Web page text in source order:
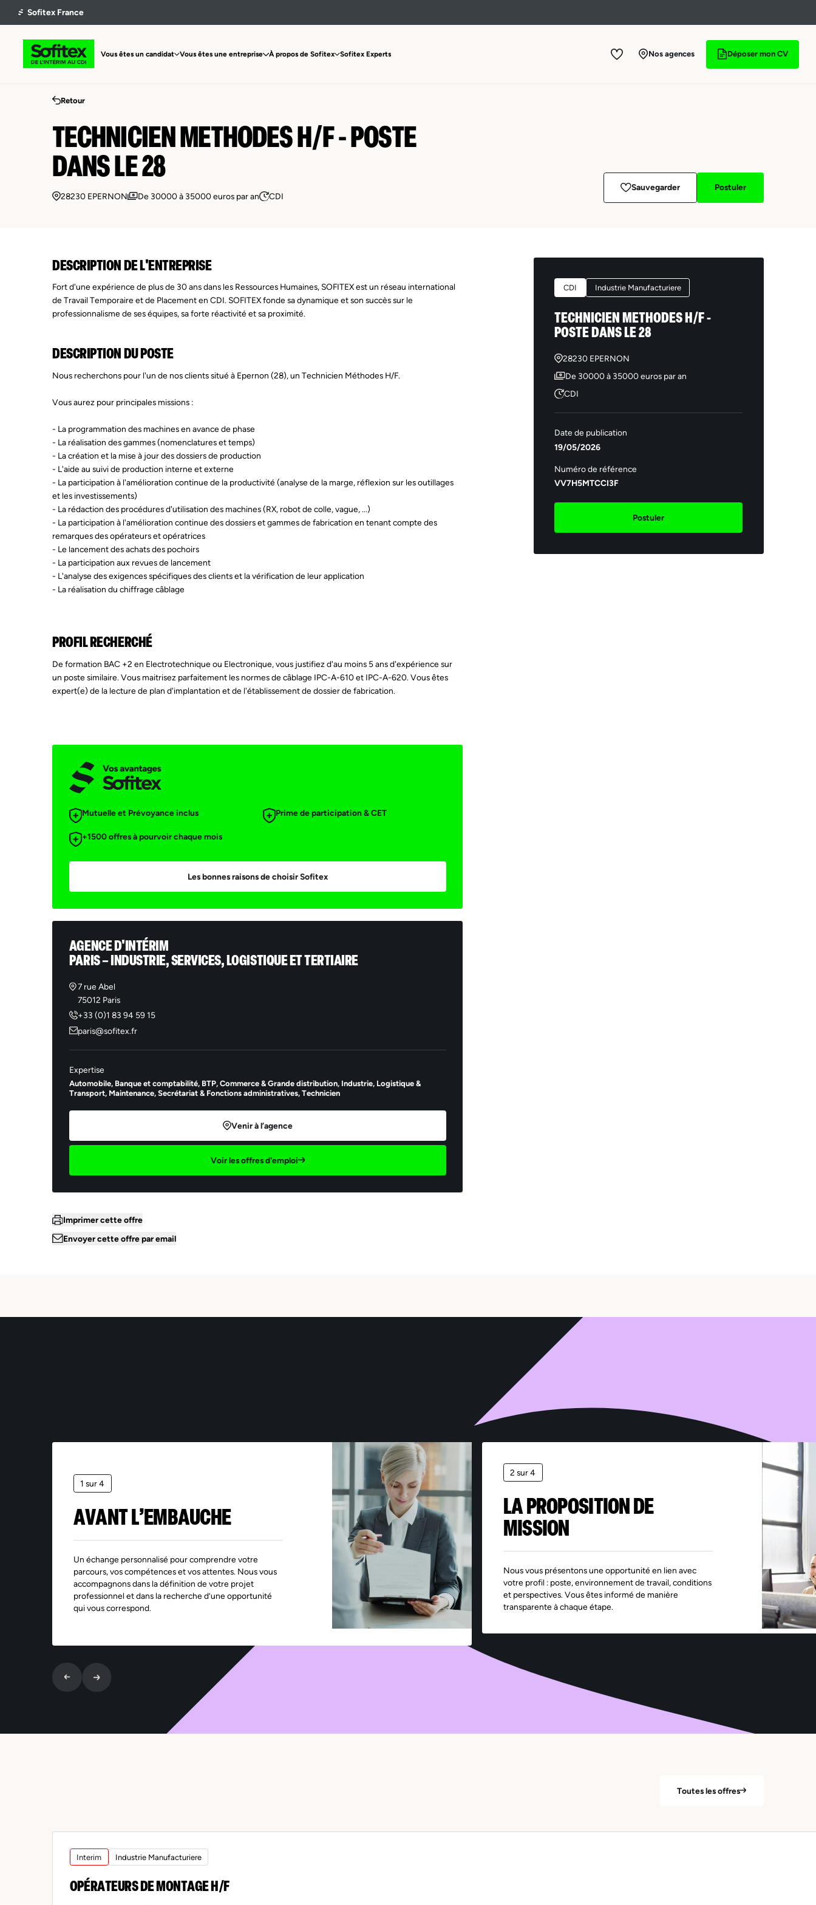
Vous êtes un candidat Vous êtes une entreprise À propos de Sofitex Sofitex Experts Nos agences Déposer mon CV
Retour
TECHNICIEN METHODES H/F - POSTE
DANS LE 28
28230 EPERNON De 30000 à 35000 euros par an CDI
Sauvegarder Postuler
DESCRIPTION DE L'ENTREPRISE
Fort d'une expérience de plus de 30 ans dans les Ressources Humaines, SOFITEX est un réseau international
de Travail Temporaire et de Placement en CDI. SOFITEX fonde sa dynamique et son succès sur le
professionnalisme de ses équipes, sa forte réactivité et sa proximité.
DESCRIPTION DU POSTE
Nous recherchons pour l'un de nos clients situé à Epernon (28), un Technicien Méthodes H/F.
Vous aurez pour principales missions :
- La programmation des machines en avance de phase
- La réalisation des gammes (nomenclatures et temps)
- La création et la mise à jour des dossiers de production
- L'aide au suivi de production interne et externe
- La participation à l'amélioration continue de la productivité (analyse de la marge, réflexion sur les outillages
et les investissements)
- La rédaction des procédures d'utilisation des machines (RX, robot de colle, vague, ...)
- La participation à l'amélioration continue des dossiers et gammes de fabrication en tenant compte des
remarques des opérateurs et opératrices
- Le lancement des achats des pochoirs
- La participation aux revues de lancement
- L'analyse des exigences spécifiques des clients et la vérification de leur application
- La réalisation du chiffrage câblage
PROFIL RECHERCHÉ
De formation BAC +2 en Electrotechnique ou Electronique, vous justifiez d'au moins 5 ans d'expérience sur
un poste similaire. Vous maitrisez parfaitement les normes de câblage IPC-A-610 et IPC-A-620. Vous êtes
expert(e) de la lecture de plan d'implantation et de l'établissement de dossier de fabrication.
Mutuelle et Prévoyance inclus Prime de participation & CET
+1500 offres à pourvoir chaque mois
Les bonnes raisons de choisir Sofitex
AGENCE D'INTÉRIM
PARIS – INDUSTRIE, SERVICES, LOGISTIQUE ET TERTIAIRE
7 rue Abel
75012 Paris
+33 (0)1 83 94 59 15
paris@sofitex.fr
Expertise
Automobile, Banque et comptabilité, BTP, Commerce & Grande distribution, Industrie, Logistique &
Transport, Maintenance, Secrétariat & Fonctions administratives, Technicien
Venir à l’agence
Voir les offres d'emploi
Imprimer cette offre
Envoyer cette offre par email
CDI Industrie Manufacturiere
TECHNICIEN METHODES H/F -
POSTE DANS LE 28
28230 EPERNON
De 30000 à 35000 euros par an
CDI
Date de publication
19/05/2026
Numéro de référence
VV7H5MTCCI3F
Postuler
*Les informations collectées par Sofitex via ce formulaire font l’objet d’un traitement informatisé
ayant pour finalité la gestion des fichiers de candidatures et du recrutement. Les informations
marquées d’un astérisque sont obligatoires – leur non-renseignement entraîne l’impossibilité de traiter
la demande. Ces informations sont exclusivement destinées aux services de Sofitex, à ses clients et à
ses éventuels sous-traitants intervenant dans le cadre de la prestation. Les données sont conservées
pendant les durées nécessaires aux finalités pour lesquelles elles sont traitées, telles que précisées
dans notre Politique de protection des données. Conformément au Règlement (UE) 2016/679 relatif à
suppression et d’opposition pour motifs légitimes, en adressant votre demande accompagnée d’une
1 sur 4
AVANT L’EMBAUCHE
Un échange personnalisé pour comprendre votre
parcours, vos compétences et vos attentes. Nous vous
accompagnons dans la définition de votre projet
professionnel et dans la recherche d’une opportunité
qui vous correspond.
2 sur 4
LA PROPOSITION DE
MISSION
Nous vous présentons une opportunité en lien avec
votre profil : poste, environnement de travail, conditions
et perspectives. Vous êtes informé de manière
transparente à chaque étape.
Toutes les offres
Interim Industrie Manufacturiere
OPÉRATEURS DE MONTAGE H/F